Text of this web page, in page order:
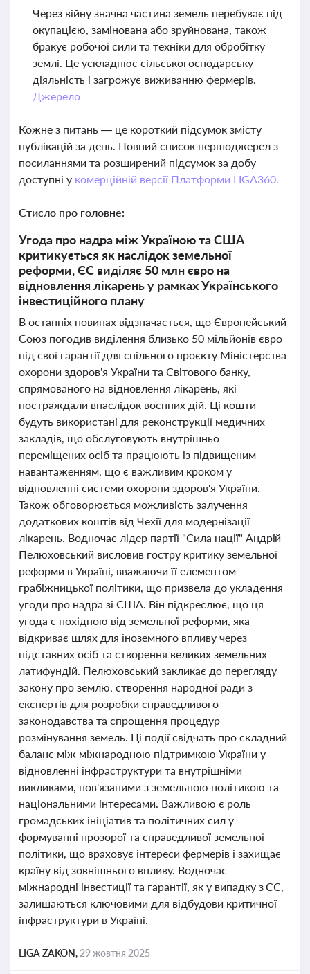
Через війну значна частина земель перебуває під
окупацією, замінована або зруйнована, також
бракує робочої сили та техніки для обробітку
землі. Це ускладнює сільськогосподарську
діяльність і загрожує виживанню фермерів.
Джерело
Кожне з питань — це короткий підсумок змісту
публікацій за день. Повний список першоджерел з
посиланнями та розширений підсумок за добу
доступні у комерційній версії Платформи LIGA360.
Стисло про головне:
Угода про надра між Україною та США
критикується як наслідок земельної
реформи, ЄС виділяє 50 млн євро на
відновлення лікарень у рамках Українського
інвестиційного плану
В останніх новинах відзначається, що Європейський
Союз погодив виділення близько 50 мільйонів євро
під свої гарантії для спільного проєкту Міністерства
охорони здоров'я України та Світового банку,
спрямованого на відновлення лікарень, які
постраждали внаслідок воєнних дій. Ці кошти
будуть використані для реконструкції медичних
закладів, що обслуговують внутрішньо
переміщених осіб та працюють із підвищеним
навантаженням, що є важливим кроком у
відновленні системи охорони здоров'я України.
Також обговорюється можливість залучення
додаткових коштів від Чехії для модернізації
лікарень. Водночас лідер партії "Сила нації" Андрій
Пелюховський висловив гостру критику земельної
реформи в Україні, вважаючи її елементом
грабіжницької політики, що призвела до укладення
угоди про надра зі США. Він підкреслює, що ця
угода є похідною від земельної реформи, яка
відкриває шлях для іноземного впливу через
підставних осіб та створення великих земельних
латифундій. Пелюховський закликає до перегляду
закону про землю, створення народної ради з
експертів для розробки справедливого
законодавства та спрощення процедур
розмінування земель. Ці події свідчать про складний
баланс між міжнародною підтримкою України у
відновленні інфраструктури та внутрішніми
викликами, пов'язаними з земельною політикою та
національними інтересами. Важливою є роль
громадських ініціатив та політичних сил у
формуванні прозорої та справедливої земельної
політики, що враховує інтереси фермерів і захищає
країну від зовнішнього впливу. Водночас
міжнародні інвестиції та гарантії, як у випадку з ЄС,
залишаються ключовими для відбудови критичної
інфраструктури в Україні.
LIGA ZAKON, 29 жовтня 2025